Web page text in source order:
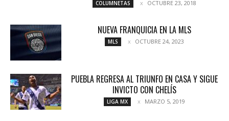
COLUMNETAS OCTUBRE 23, 2018
NUEVA FRANQUICIA EN LA MLS
MLS OCTUBRE 24, 2023
PUEBLA REGRESA AL TRIUNFO EN CASA Y SIGUE
INVICTO CON CHELÍS
LIGA MX MARZO 5, 2019